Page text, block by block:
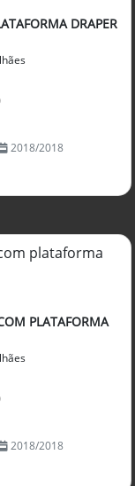
DRAPER
2018/2018
PLATAFORMA
2018/2018